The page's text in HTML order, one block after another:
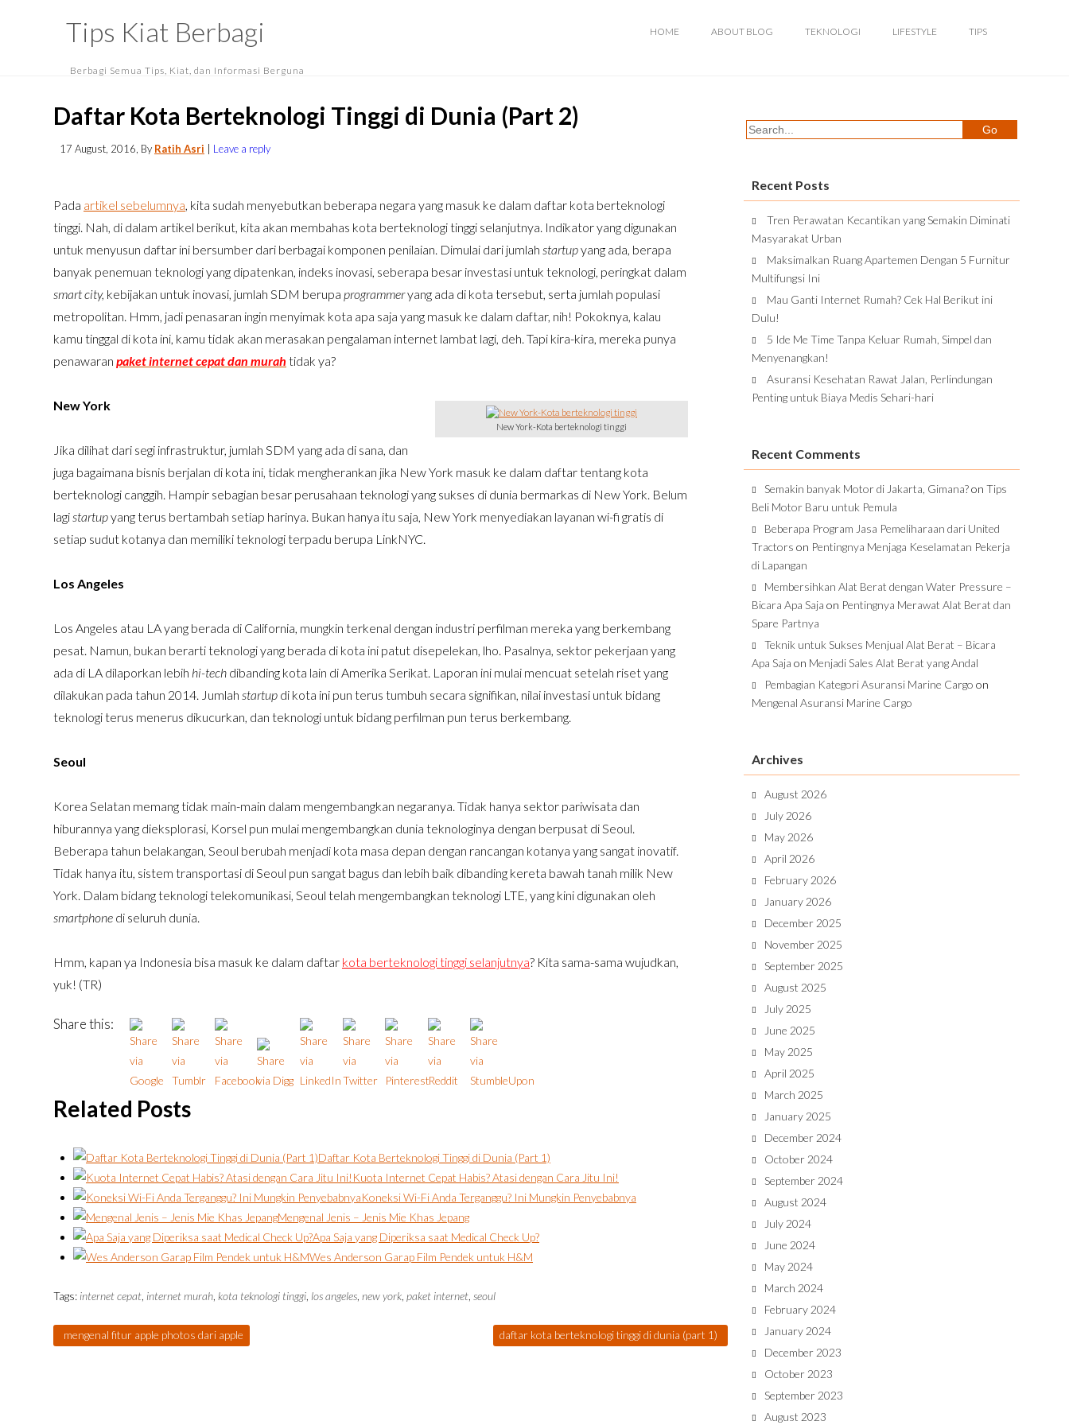
Tips Kiat Berbagi
Berbagi Semua Tips, Kiat, dan Informasi Berguna
HOME ABOUT BLOG TEKNOLOGI LIFESTYLE TIPS
Daftar Kota Berteknologi Tinggi di Dunia (Part 2)
17 August, 2016 , By Ratih Asri Leave a reply
Pada artikel sebelumnya, kita sudah menyebutkan beberapa negara yang masuk ke dalam daftar kota berteknologi
tinggi. Nah, di dalam artikel berikut, kita akan membahas kota berteknologi tinggi selanjutnya. Indikator yang digunakan
untuk menyusun daftar ini bersumber dari berbagai komponen penilaian. Dimulai dari jumlah startupyang ada, berapa
banyak penemuan teknologi yang dipatenkan, indeks inovasi, seberapa besar investasi untuk teknologi, peringkat dalam
smart city, kebijakan untuk inovasi, jumlah SDM berupa programmeryang ada di kota tersebut, serta jumlah populasi
metropolitan. Hmm, jadi penasaran ingin menyimak kota apa saja yang masuk ke dalam daftar, nih! Pokoknya, kalau
kamu tinggal di kota ini, kamu tidak akan merasakan pengalaman internet lambat lagi, deh. Tapi kira-kira, mereka punya
penawaran paket internet cepat dan murah tidak ya?
New York-Kota berteknologi tinggi
New York
Jika dilihat dari segi infrastruktur, jumlah SDM yang ada di sana, dan
juga bagaimana bisnis berjalan di kota ini, tidak mengherankan jika New York masuk ke dalam daftar tentang kota
berteknologi canggih. Hampir sebagian besar perusahaan teknologi yang sukses di dunia bermarkas di New York. Belum
lagistartupyang terus bertambah setiap harinya. Bukan hanya itu saja, New York menyediakan layanan wi-fi gratis di
setiap sudut kotanya dan memiliki teknologi terpadu berupa LinkNYC.
Los Angeles
Los Angeles atau LA yang berada di California, mungkin terkenal dengan industri perfilman mereka yang berkembang
pesat. Namun, bukan berarti teknologi yang berada di kota ini patut disepelekan, lho. Pasalnya, sektor pekerjaan yang
ada di LA dilaporkan lebih hi-tech dibanding kota lain di Amerika Serikat. Laporan ini mulai mencuat setelah riset yang
dilakukan pada tahun 2014. Jumlah startup di kota ini pun terus tumbuh secara signifikan, nilai investasi untuk bidang
teknologi terus menerus dikucurkan, dan teknologi untuk bidang perfilman pun terus berkembang.
Seoul
Korea Selatan memang tidak main-main dalam mengembangkan negaranya. Tidak hanya sektor pariwisata dan
hiburannya yang dieksplorasi, Korsel pun mulai mengembangkan dunia teknologinya dengan berpusat di Seoul.
Beberapa tahun belakangan, Seoul berubah menjadi kota masa depan dengan rancangan kotanya yang sangat inovatif.
Tidak hanya itu, sistem transportasi di Seoul pun sangat bagus dan lebih baik dibanding kereta bawah tanah milik New
York. Dalam bidang teknologi telekomunikasi, Seoul telah mengembangkan teknologi LTE, yang kini digunakan oleh
smartphone di seluruh dunia.
Hmm, kapan ya Indonesia bisa masuk ke dalam daftar kota berteknologi tinggi selanjutnya? Kita sama-sama wujudkan,
yuk! (TR)
Share this:
Related Posts
Daftar Kota Berteknologi Tinggi di Dunia (Part 1)
Kuota Internet Cepat Habis? Atasi dengan Cara Jitu Ini!
Koneksi Wi-Fi Anda Terganggu? Ini Mungkin Penyebabnya
Mengenal Jenis – Jenis Mie Khas Jepang
Apa Saja yang Diperiksa saat Medical Check Up?
Wes Anderson Garap Film Pendek untuk H&M
Tags: internet cepat, internet murah, kota teknologi tinggi, los angeles, new york, paket internet, seoul
daftar kota berteknologi tinggi di dunia (part 1)
mengenal fitur apple photos dari apple
Recent Posts
Tren Perawatan Kecantikan yang Semakin Diminati
Masyarakat Urban
Maksimalkan Ruang Apartemen Dengan 5 Furnitur
Multifungsi Ini
Mau Ganti Internet Rumah? Cek Hal Berikut ini
Dulu!
5 Ide Me Time Tanpa Keluar Rumah, Simpel dan
Menyenangkan!
Asuransi Kesehatan Rawat Jalan, Perlindungan
Penting untuk Biaya Medis Sehari-hari
Recent Comments
Semakin banyak Motor di Jakarta, Gimana?on Tips
Beli Motor Baru untuk Pemula
Beberapa Program Jasa Pemeliharaan dari United
Tractors on Pentingnya Menjaga Keselamatan Pekerja
di Lapangan
Membersihkan Alat Berat dengan Water Pressure –
Bicara Apa Saja on Pentingnya Merawat Alat Berat dan
Spare Partnya
Teknik untuk Sukses Menjual Alat Berat – Bicara
Apa Saja on Menjadi Sales Alat Berat yang Andal
Pembagian Kategori Asuransi Marine Cargo on
Mengenal Asuransi Marine Cargo
Archives
August 2026
July 2026
May 2026
April 2026
February 2026
January 2026
December 2025
November 2025
September 2025
August 2025
July 2025
June 2025
May 2025
April 2025
March 2025
January 2025
December 2024
October 2024
September 2024
August 2024
July 2024
June 2024
May 2024
March 2024
February 2024
January 2024
December 2023
October 2023
September 2023
August 2023